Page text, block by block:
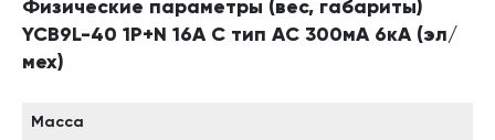
Физические параметры (вес, габариты)
YCB9L-40 1P+N 16A C тип AC 300мА 6кА (эл/
мех)
Масса